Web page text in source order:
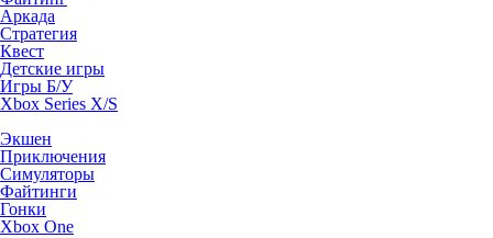
Аркада
Стратегия
Квест
Детские игры
Игры Б/У
Xbox Series X/S
Экшен
Приключения
Симуляторы
Файтинги
Гонки
Xbox One